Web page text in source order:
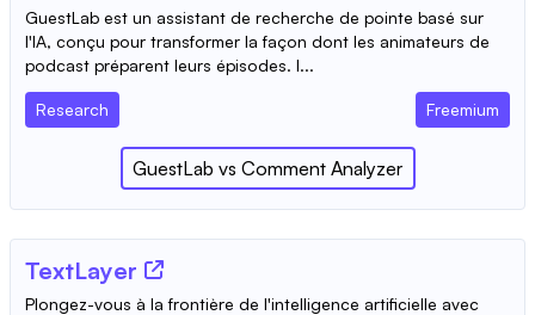
GuestLab est un assistant de recherche de pointe basé sur
l'IA, conçu pour transformer la façon dont les animateurs de
podcast préparent leurs épisodes. I...
Research Freemium
GuestLab vs Comment Analyzer
TextLayer
Plongez-vous à la frontière de l'intelligence artificielle avec